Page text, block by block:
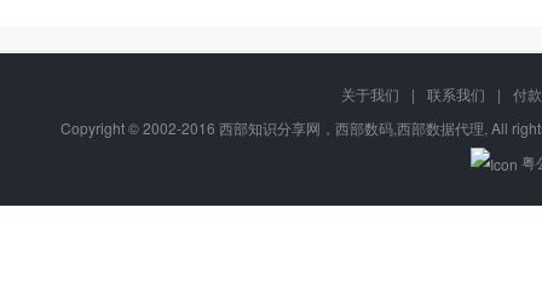
关于我们 | 联系我们 |
付
Copyright © 2002-2016 西部知识分享网，西部数码,西部数据代理, All
粤